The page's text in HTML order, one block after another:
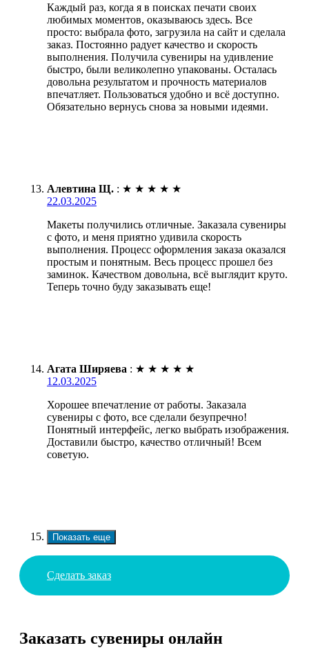
Каждый раз, когда я в поисках печати своих
любимых моментов, оказываюсь здесь. Все
просто: выбрала фото, загрузила на сайт и сделала
заказ. Постоянно радует качество и скорость
выполнения. Получила сувениры на удивление
быстро, были великолепно упакованы. Осталась
довольна результатом и прочность материалов
впечатляет. Пользоваться удобно и всё доступно.
Обязательно вернусь снова за новыми идеями.
Алевтина Щ. : ★ ★ ★ ★ ★
22.03.2025
Макеты получились отличные. Заказала сувениры
с фото, и меня приятно удивила скорость
выполнения. Процесс оформления заказа оказался
простым и понятным. Весь процесс прошел без
заминок. Качеством довольна, всё выглядит круто.
Теперь точно буду заказывать еще!
Агата Ширяева : ★ ★ ★ ★ ★
12.03.2025
Хорошее впечатление от работы. Заказала
сувениры с фото, все сделали безупречно!
Понятный интерфейс, легко выбрать изображения.
Доставили быстро, качество отличный! Всем
советую.
Показать еще
Сделать заказ
Заказать сувениры онлайн